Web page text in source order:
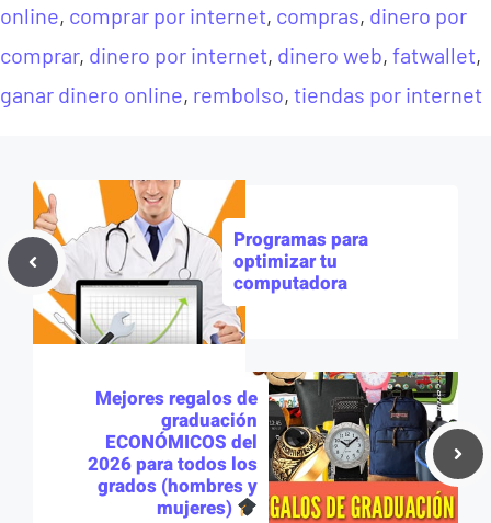
online, comprar por internet, compras, dinero por
comprar, dinero por internet, dinero web, fatwallet,
ganar dinero online, rembolso, tiendas por internet
Programas para
optimizar tu
computadora
Mejores regalos de
graduación
ECONÓMICOS del
2026 para todos los
grados (hombres y
mujeres)